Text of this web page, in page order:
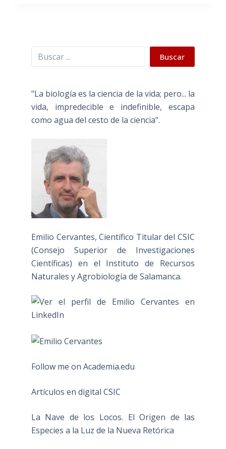
Buscar Buscar
"La biología es la ciencia de la vida; pero... la
vida, impredecible e indefinible, escapa
como agua del cesto de la ciencia".
Emilio Cervantes, Científico Titular del CSIC
(Consejo Superior de Investigaciones
Científicas) en el Instituto de Recursos
Naturales y Agrobiología de Salamanca.
Follow me on Academia.edu
Artículos en digital CSIC
La Nave de los Locos. El Origen de las
Especies a la Luz de la Nueva Retórica